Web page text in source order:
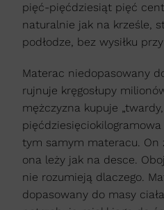
pięć-pięćdziesiąt pięć
naturalnie jak na krześle,
podłodze, bez wysiłku
Materac niedopasowany
rujnuje kręgosłupy
mężczyzna kupuje
tym samym materacu. On
ona leży jak na desce.
nie rozumieją dlaczego.
dopasowany do masy